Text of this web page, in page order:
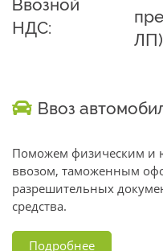
Ввозной
НДС:
ЛП)
Ввоз
Поможем физическим и
ввозом, таможенным
разрешительных
средства.
Подробнее